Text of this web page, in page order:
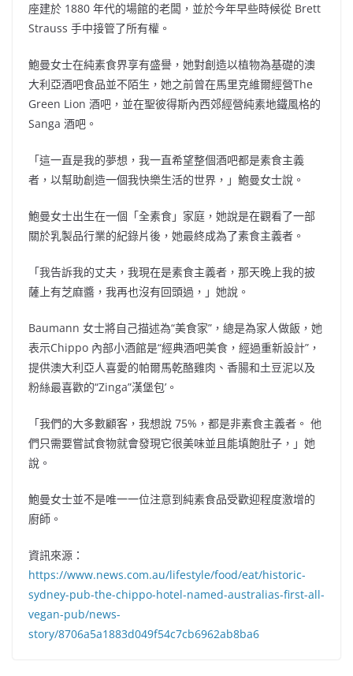
座建於 1880 年代的場館的老闆，並於今年早些時候從 Brett
Strauss 手中接管了所有權。
鮑曼女士在純素食界享有盛譽，她對創造以植物為基礎的澳
大利亞酒吧食品並不陌生，她之前曾在馬里克維爾經營The
Green Lion 酒吧，並在聖彼得斯內西郊經營純素地鐵風格的
Sanga 酒吧。
「這一直是我的夢想，我一直希望整個酒吧都是素食主義
者，以幫助創造一個我快樂生活的世界，」鮑曼女士說。
鮑曼女士出生在一個「全素食」家庭，她說是在觀看了一部
關於乳製品行業的紀錄片後，她最終成為了素食主義者。
「我告訴我的丈夫，我現在是素食主義者，那天晚上我的披
薩上有芝麻醬，我再也沒有回頭過，」她說。
Baumann 女士將自己描述為“美食家”，總是為家人做飯，她
表示Chippo 內部小酒館是“經典酒吧美食，經過重新設計”，
提供澳大利亞人喜愛的帕爾馬乾酪雞肉、香腸和土豆泥以及
粉絲最喜歡的“Zinga”漢堡包’。
「我們的大多數顧客，我想說 75%，都是非素食主義者。 他
們只需要嘗試食物就會發現它很美味並且能填飽肚子，」她
說。
鮑曼女士並不是唯一一位注意到純素食品受歡迎程度激增的
廚師。
資訊來源：
https://www.news.com.au/lifestyle/food/eat/historic-
sydney-pub-the-chippo-hotel-named-australias-first-all-
vegan-pub/news-
story/8706a5a1883d049f54c7cb6962ab8ba6